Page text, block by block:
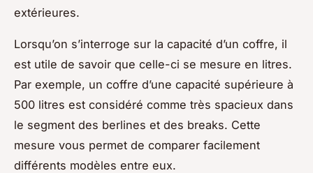
extérieures.
Lorsqu’on s’interroge sur la capacité d’un coffre, il
est utile de savoir que celle-ci se mesure en litres.
Par exemple, un coffre d’une capacité supérieure à
500 litres est considéré comme très spacieux dans
le segment des berlines et des breaks. Cette
mesure vous permet de comparer facilement
différents modèles entre eux.